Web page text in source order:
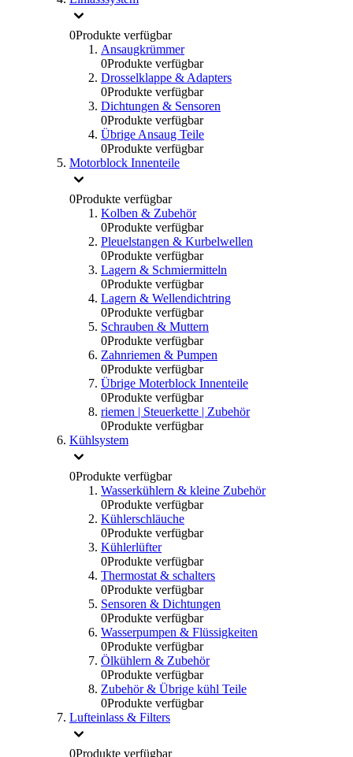
0Produkte verfügbar
Ansaugkrümmer
0Produkte verfügbar
Drosselklappe & Adapters
0Produkte verfügbar
Dichtungen & Sensoren
0Produkte verfügbar
Übrige Ansaug Teile
0Produkte verfügbar
Motorblock Innenteile
0Produkte verfügbar
Kolben & Zubehör
0Produkte verfügbar
Pleuelstangen & Kurbelwellen
0Produkte verfügbar
Lagern & Schmiermitteln
0Produkte verfügbar
Lagern & Wellendichtring
0Produkte verfügbar
Schrauben & Muttern
0Produkte verfügbar
Zahnriemen & Pumpen
0Produkte verfügbar
Übrige Moterblock Innenteile
0Produkte verfügbar
riemen | Steuerkette | Zubehör
0Produkte verfügbar
Kühlsystem
0Produkte verfügbar
Wasserkühlern & kleine Zubehör
0Produkte verfügbar
Kühlerschläuche
0Produkte verfügbar
Kühlerlüfter
0Produkte verfügbar
Thermostat & schalters
0Produkte verfügbar
Sensoren & Dichtungen
0Produkte verfügbar
Wasserpumpen & Flüssigkeiten
0Produkte verfügbar
Ölkühlern & Zubehör
0Produkte verfügbar
Zubehör & Übrige kühl Teile
0Produkte verfügbar
Lufteinlass & Filters
0Produkte verfügbar